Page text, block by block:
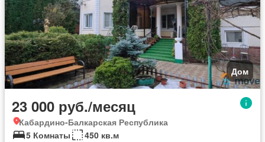
Дом
23 000 руб./месяц
Кабардино-Балкарская Республика
5 Комнаты
450 кв.м